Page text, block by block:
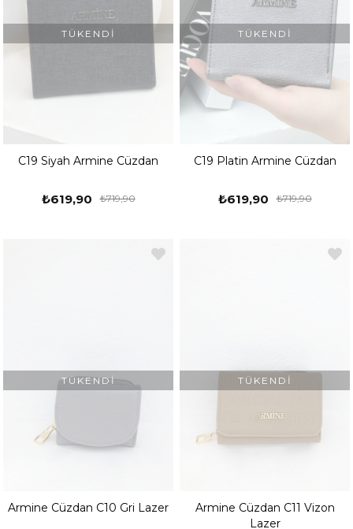
TÜKENDI
C19 Siyah Armine Cüzdan
₺619,90 ₺719,90
TÜKENDI
C19 Platin Armine Cüzdan
₺619,90 ₺719,90
TÜKENDI
Armine Cüzdan C10 Gri Lazer
TÜKENDI
Armine Cüzdan C11 Vizon
Lazer